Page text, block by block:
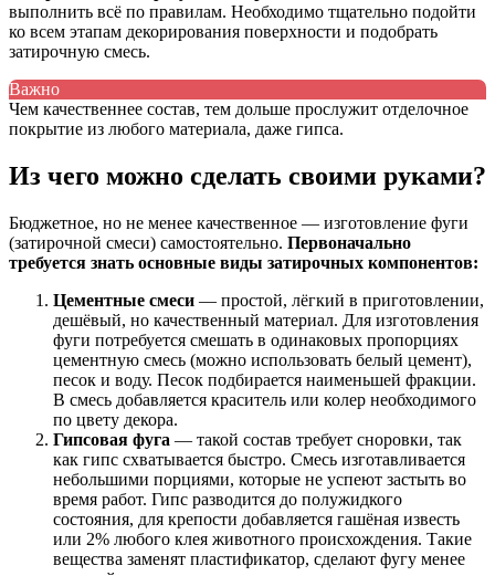
выполнить всё по правилам. Необходимо тщательно подойти
ко всем этапам декорирования поверхности и подобрать
затирочную смесь.
Важно
Чем качественнее состав, тем дольше прослужит отделочное
покрытие из любого материала, даже гипса.
Из чего можно сделать своими руками?
Бюджетное, но не менее качественное — изготовление фуги
(затирочной смеси) самостоятельно. Первоначально
требуется знать основные виды затирочных компонентов:
Цементные смеси — простой, лёгкий в приготовлении,
дешёвый, но качественный материал. Для изготовления
фуги потребуется смешать в одинаковых пропорциях
цементную смесь (можно использовать белый цемент),
песок и воду. Песок подбирается наименьшей фракции.
В смесь добавляется краситель или колер необходимого
по цвету декора.
Гипсовая фуга — такой состав требует сноровки, так
как гипс схватывается быстро. Смесь изготавливается
небольшими порциями, которые не успеют застыть во
время работ. Гипс разводится до полужидкого
состояния, для крепости добавляется гашёная известь
или 2% любого клея животного происхождения. Такие
вещества заменят пластификатор, сделают фугу менее